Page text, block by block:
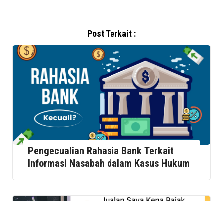
Post Terkait :
Pengecualian Rahasia Bank Terkait
Informasi Nasabah dalam Kasus Hukum